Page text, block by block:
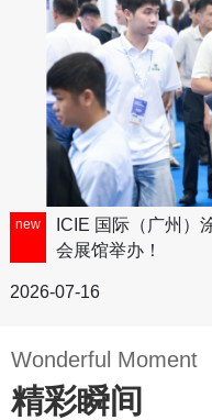
new
ICIE 国际（广州）
会展馆举办！
2026-07-16
Wonderful Moment
精彩瞬间
议、供
需对接
会、招
动，行
业精英
汇聚一
面广
采取创
新、多
维度的
宣传推
式，将
大众媒
体、专
业媒
体、行
业网
站、新
播平台)
等充分
结合，
做到行